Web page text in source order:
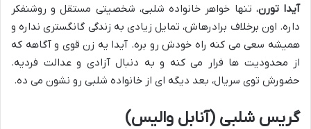
آیدا تورن، تنها خواهر خانواده شلبی، شخصیتی مستقل و روشنفکر
داره. اون برخلاف برادرهاش، تمایل زیادی به زندگی گانگستری نداره و
همیشه سعی می کنه راه خودش رو بره. آیدا یه زن قوی و آگاهه که
از محدودیت ها فرار می کنه و به دنبال آزادی و عدالت فردیه.
حضورش توی سریال، بعد دیگه ای از خانواده شلبی رو نشون می ده.
گریس شلبی (آنابل والیس)